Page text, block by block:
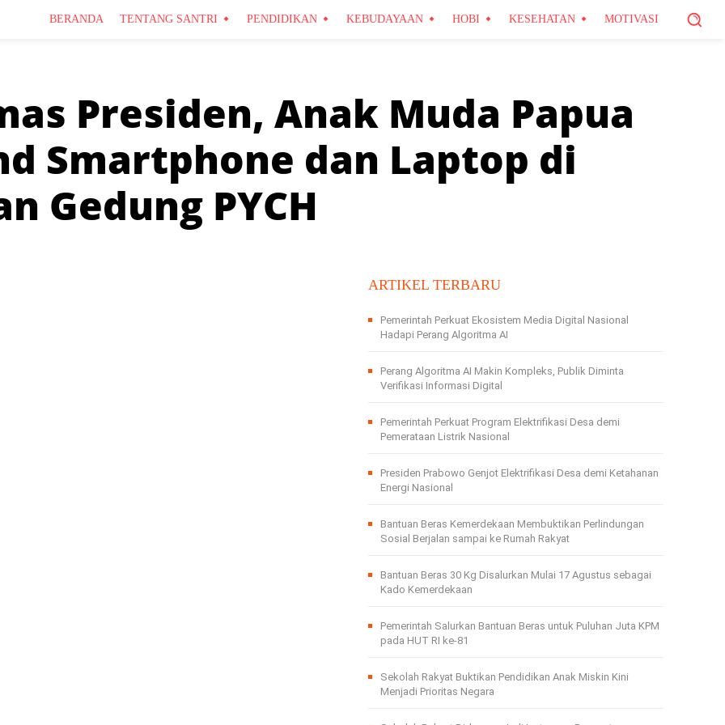
BERANDA TENTANG SANTRI PENDIDIKAN KEBUDAYAAN HOBI KESEHATAN MOTIVASI
Presiden, Anak Muda Papua
Smartphone dan Laptop di
Gedung PYCH
ARTIKEL TERBARU
Pemerintah Perkuat Ekosistem Media Digital Nasional
Hadapi Perang Algoritma AI
Perang Algoritma AI Makin Kompleks, Publik Diminta
Verifikasi Informasi Digital
Pemerintah Perkuat Program Elektrifikasi Desa demi
Pemerataan Listrik Nasional
Presiden Prabowo Genjot Elektrifikasi Desa demi Ketahanan
Energi Nasional
Bantuan Beras Kemerdekaan Membuktikan Perlindungan
Sosial Berjalan sampai ke Rumah Rakyat
Bantuan Beras 30 Kg Disalurkan Mulai 17 Agustus sebagai
Kado Kemerdekaan
Pemerintah Salurkan Bantuan Beras untuk Puluhan Juta KPM
pada HUT RI ke-81
Sekolah Rakyat Buktikan Pendidikan Anak Miskin Kini
Menjadi Prioritas Negara